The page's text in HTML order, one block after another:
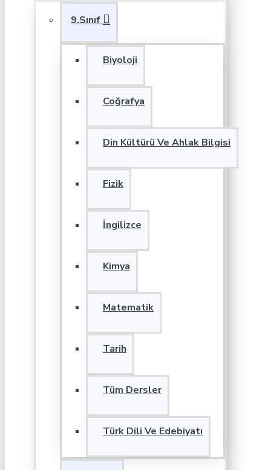
9.Sınıf
Biyoloji
Coğrafya
Din Kültürü Ve Ahlak Bilgisi
Fizik
İngilizce
Kimya
Matematik
Tarih
Tüm Dersler
Türk Dili Ve Edebiyatı